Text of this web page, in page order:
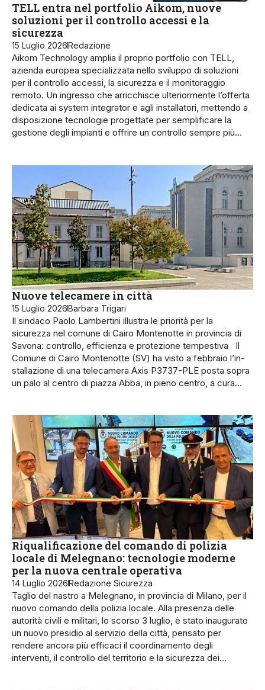
TELL entra nel portfolio Aikom, nuove
soluzioni per il controllo accessi e la
sicurezza
15 Luglio 2026Redazione
Aikom Technology amplia il proprio portfolio con TELL,
azienda europea specializzata nello sviluppo di soluzioni
per il controllo accessi, la sicurezza e il monitoraggio
remoto. Un ingresso che arricchisce ulteriormente l’offerta
dedicata ai system integrator e agli installatori, mettendo a
disposizione tecnologie progettate per semplificare la
gestione degli impianti e offrire un controllo sempre più…
Nuove telecamere in città
15 Luglio 2026Barbara Trigari
Il sindaco Paolo Lambertini illustra le priorità per la
sicurezza nel comune di Cairo Montenotte in provincia di
Savona: controllo, efficienza e protezione tempestiva Il
Comune di Cairo Montenotte (SV) ha visto a febbraio l’in­
stallazione di una telecamera Axis P3737-PLE po­sta sopra
un palo al centro di piazza Abba, in pieno centro, a cura…
Riqualificazione del comando di polizia
locale di Melegnano: tecnologie moderne
per la nuova centrale operativa
14 Luglio 2026Redazione Sicurezza
Taglio del nastro a Melegnano, in provincia di Milano, per il
nuovo comando della polizia locale. Alla presenza delle
autorità civili e militari, lo scorso 3 luglio, è stato inaugurato
un nuovo presidio al servizio della città, pensato per
rendere ancora più efficaci il coordinamento degli
interventi, il controllo del territorio e la sicurezza dei…